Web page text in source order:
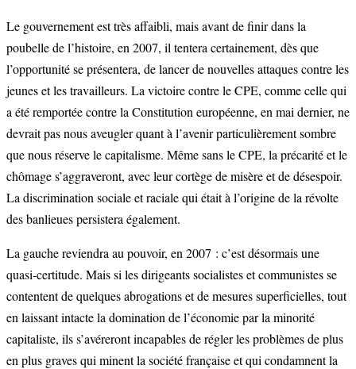
Le gouvernement est très affaibli, mais avant de finir dans la
poubelle de l’histoire, en 2007, il tentera certainement, dès que
l’opportunité se présentera, de lancer de nouvelles attaques contre les
jeunes et les travailleurs. La victoire contre le CPE, comme celle qui
a été remportée contre la Constitution européenne, en mai dernier, ne
devrait pas nous aveugler quant à l’avenir particulièrement sombre
que nous réserve le capitalisme. Même sans le CPE, la précarité et le
chômage s’aggraveront, avec leur cortège de misère et de désespoir.
La discrimination sociale et raciale qui était à l’origine de la révolte
des banlieues persistera également.
La gauche reviendra au pouvoir, en 2007 : c’est désormais une
quasi-certitude. Mais si les dirigeants socialistes et communistes se
contentent de quelques abrogations et de mesures superficielles, tout
en laissant intacte la domination de l’économie par la minorité
capitaliste, ils s’avéreront incapables de régler les problèmes de plus
en plus graves qui minent la société française et qui condamnent la